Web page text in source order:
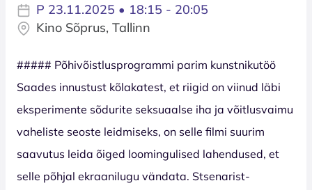
P 23.11.2025 • 18:15 - 20:05
Kino Sõprus, Tallinn
##### Põhivõistlusprogrammi parim kunstnikutöö
Saades innustust kõlakatest, et riigid on viinud läbi
eksperimente sõdurite seksuaalse iha ja võitlusvaimu
vaheliste seoste leidmiseks, on selle filmi suurim
saavutus leida õiged loomingulised lahendused, et
selle põhjal ekraanilugu vändata. Stsenarist-